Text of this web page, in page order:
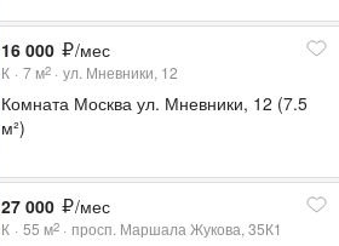
16 000 /мес
К 7 м2 ул. Мневники, 12
Комната Москва ул. Мневники, 12 (7.5
м²)
27 000 /мес
К 55 м2 просп. Маршала Жукова, 35К1